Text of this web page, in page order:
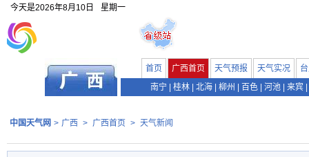
今天是2026年8月10日 星期一
首页 广西首页 天气预报 天气实况
南宁
桂林 北海 柳州 百色 河池 来宾
中国天气网 > 广西 > 广西首页 > 天气新闻